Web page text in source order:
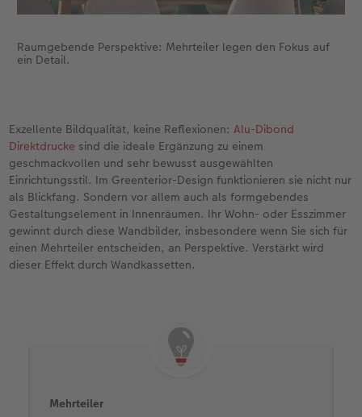
Raumgebende Perspektive: Mehrteiler legen den Fokus auf
ein Detail.
Exzellente Bildqualität, keine Reflexionen:Alu-Dibond
Direktdrucke sind die ideale Ergänzung zu einem
geschmackvollen und sehr bewusst ausgewählten
Einrichtungsstil. Im Greenterior-Design funktionieren sie nicht nur
als Blickfang. Sondern vor allem auch als formgebendes
Gestaltungselement in Innenräumen. Ihr Wohn- oder Esszimmer
gewinnt durch diese Wandbilder, insbesondere wenn Sie sich für
einen Mehrteiler entscheiden, an Perspektive. Verstärkt wird
dieser Effekt durch Wandkassetten.
Mehrteiler